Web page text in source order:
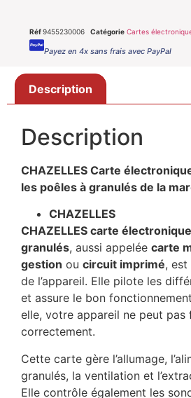
Réf9455230006 Catégorie Cartes
Payez en 4x sans frais avec PayPal
Description
Description
CHAZELLES Carte
les poêles à granulés de la
CHAZELLES
CHAZELLES carte
granulés, aussi appelée carte
gestion ou circuit imprimé, est
de l’appareil. Elle pilote les
et assure le bon
elle, votre appareil ne peut pas
correctement.
Cette carte gère l’allumage,
granulés, la ventilation et
Elle contrôle également les